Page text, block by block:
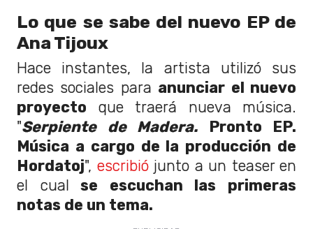
Lo que se sabe del nuevo EP de
Ana Tijoux
Hace instantes, la artista utilizó sus
redes sociales para anunciar el nuevo
proyecto que traerá nueva música.
"Serpiente de Madera. Pronto EP.
Música a cargo de la producción de
Hordatoj", escribiójunto a un teaser en
el cual se escuchan las primeras
notas de un tema.